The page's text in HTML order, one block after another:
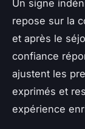
Un signe
repose sur la
et après le
confiance
ajustent les
exprimés et
expérience